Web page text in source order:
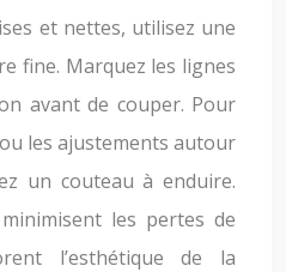
et nettes, utilisez une
fine. Marquez les lignes
avant de couper. Pour
les ajustements autour
un couteau à enduire.
les pertes de
l’esthétique de la